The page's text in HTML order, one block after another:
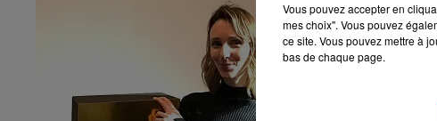
Vous pouvez accepter en
mes choix". Vous pouvez
ce site. Vous pouvez mettre à
bas de chaque page.